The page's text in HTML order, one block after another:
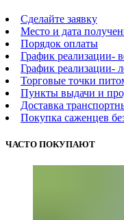
Сделайте заявку
Место и дата
Порядок оплаты
График реализации-
График реализации-
Торговые точки
Пункты выдачи и
Доставка
Покупка саженцев
ЧАСТО ПОКУПАЮТ